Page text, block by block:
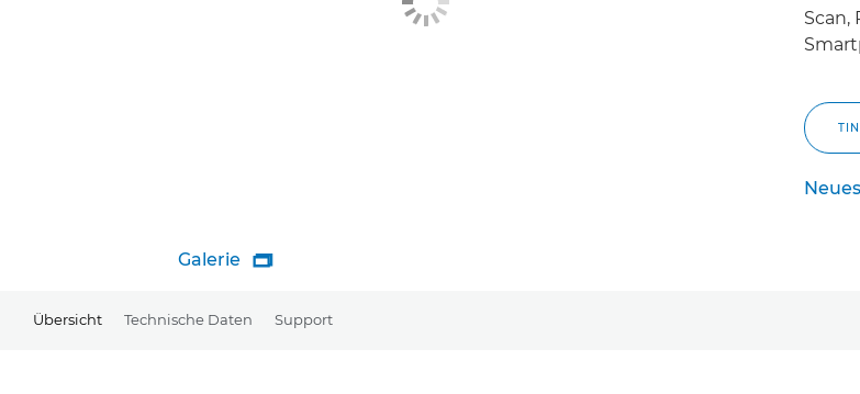
Galerie 
Scan,
Übersicht Technische Daten Support